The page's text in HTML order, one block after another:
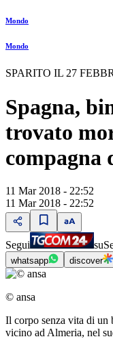
Mondo
Mondo
SPARITO IL 27
Spagna,
trovato
compagna
11 Mar 2018 - 22:52
11 Mar 2018 - 22:52
Segui su
whatsapp discover
© ansa
Il corpo senza vita di un
vicino ad Almeria, nel